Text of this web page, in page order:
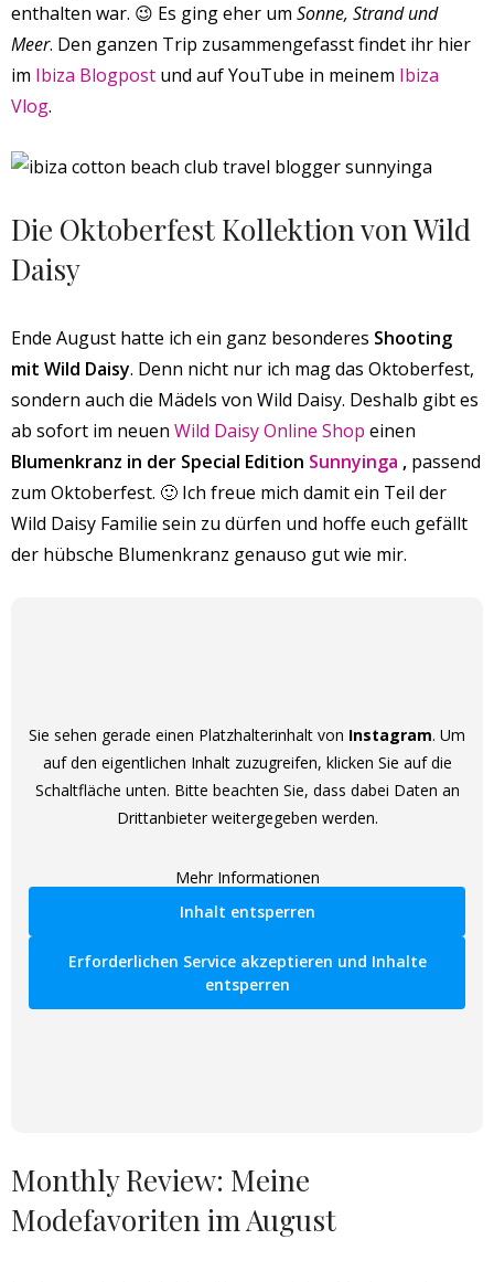
enthalten war. 😉 Es ging eher um Sonne, Strand und
Meer. Den ganzen Trip zusammengefasst findet ihr hier
im Ibiza Blogpost und auf YouTube in meinem Ibiza
Vlog.
Die Oktoberfest Kollektion von Wild
Daisy
Ende August hatte ich ein ganz besonderes Shooting
mit Wild Daisy. Denn nicht nur ich mag das Oktoberfest,
sondern auch die Mädels von Wild Daisy. Deshalb gibt es
ab sofort im neuen Wild Daisy Online Shop einen
Blumenkranz in der Special Edition Sunnyinga , passend
zum Oktoberfest. 🙂 Ich freue mich damit ein Teil der
Wild Daisy Familie sein zu dürfen und hoffe euch gefällt
der hübsche Blumenkranz genauso gut wie mir.
Sie sehen gerade einen Platzhalterinhalt von Instagram. Um
auf den eigentlichen Inhalt zuzugreifen, klicken Sie auf die
Schaltfläche unten. Bitte beachten Sie, dass dabei Daten an
Drittanbieter weitergegeben werden.
Mehr Informationen
Inhalt entsperren
Erforderlichen Service akzeptieren und Inhalte
entsperren
Monthly Review: Meine
Modefavoriten im August